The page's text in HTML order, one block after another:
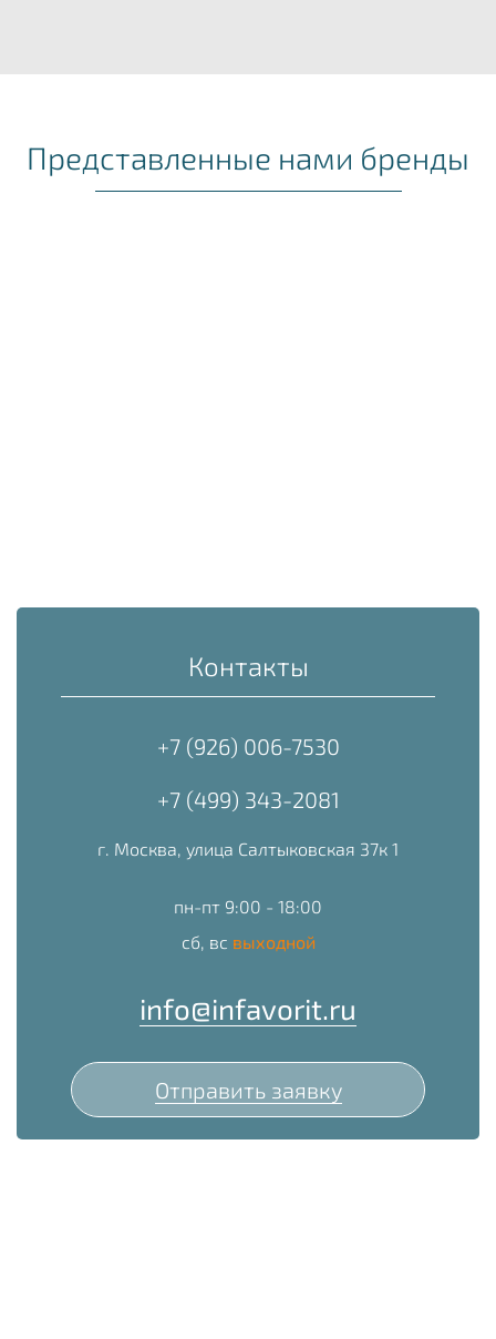
Представленные нами бренды
Контакты
+7 (926) 006-7530
+7 (499) 343-2081
г. Москва, улица Салтыковская 37к 1
пн-пт 9:00 - 18:00
сб, вс выходной
info@infavorit.ru
Отправить заявку